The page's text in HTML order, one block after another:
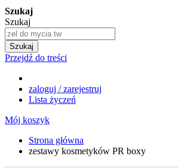
Szukaj
Szukaj
Szukaj
Przejdź do treści
zaloguj / zarejestruj
Lista życzeń
Mój koszyk
Strona główna
zestawy kosmetyków PR boxy